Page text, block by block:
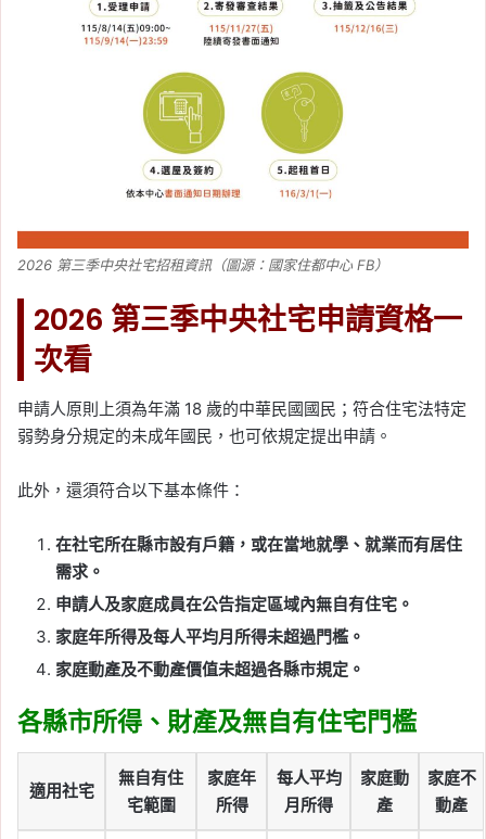
2026 第三季中央社宅招租資訊（圖源：國家住都中心 FB）
2026 第三季中央社宅申請資格一
次看
申請人原則上須為年滿 18 歲的中華民國國民；符合住宅法特定
弱勢身分規定的未成年國民，也可依規定提出申請。
此外，還須符合以下基本條件：
在社宅所在縣市設有戶籍，或在當地就學、就業而有居住
需求。
申請人及家庭成員在公告指定區域內無自有住宅。
家庭年所得及每人平均月所得未超過門檻。
家庭動產及不動產價值未超過各縣市規定。
各縣市所得、財產及無自有住宅門檻
適用社宅
無自有住
宅範圍
家庭年
所得
每人平均
月所得
家庭動
產
家庭不
動產